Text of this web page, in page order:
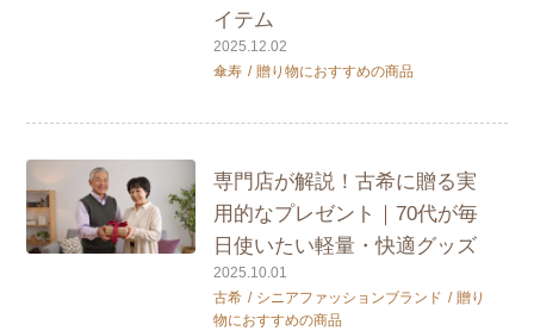
イテム
2025.12.02
傘寿
贈り物におすすめの商品
専門店が解説！古希に贈る実
用的なプレゼント｜70代が毎
日使いたい軽量・快適グッズ
2025.10.01
古希
シニアファッションブランド
贈り
物におすすめの商品